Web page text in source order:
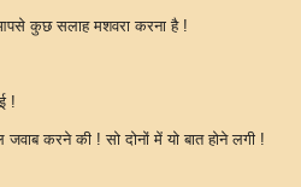
कुछ सलाह मशवरा करना है !
!
करने की ! सो दोनों में यो बात होने लगी !